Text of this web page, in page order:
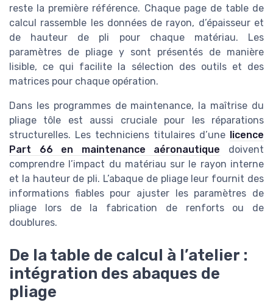
reste la première référence. Chaque page de table de
calcul rassemble les données de rayon, d’épaisseur et
de hauteur de pli pour chaque matériau. Les
paramètres de pliage y sont présentés de manière
lisible, ce qui facilite la sélection des outils et des
matrices pour chaque opération.
Dans les programmes de maintenance, la maîtrise du
pliage tôle est aussi cruciale pour les réparations
structurelles. Les techniciens titulaires d’une licence
Part 66 en maintenance aéronautique doivent
comprendre l’impact du matériau sur le rayon interne
et la hauteur de pli. L’abaque de pliage leur fournit des
informations fiables pour ajuster les paramètres de
pliage lors de la fabrication de renforts ou de
doublures.
De la table de calcul à l’atelier :
intégration des abaques de
pliage